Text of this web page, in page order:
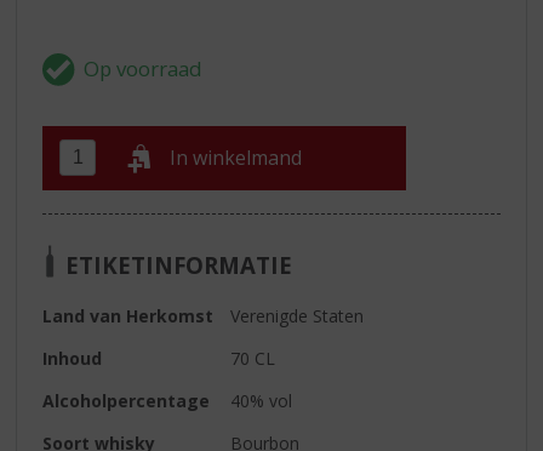
In winkelmand
ETIKETINFORMATIE
Land van Herkomst
Verenigde Staten
Inhoud
70 CL
Alcoholpercentage
40% vol
Soort whisky
Bourbon